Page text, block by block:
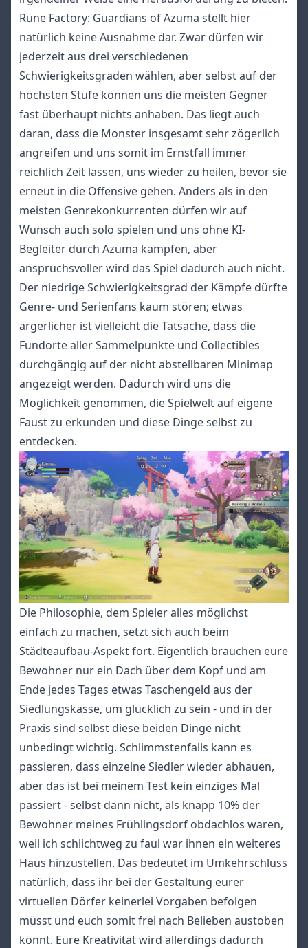
Rune Factory: Guardians of Azuma stellt hier
natürlich keine Ausnahme dar. Zwar dürfen wir
jederzeit aus drei verschiedenen
Schwierigkeitsgraden wählen, aber selbst auf der
höchsten Stufe können uns die meisten Gegner
fast überhaupt nichts anhaben. Das liegt auch
daran, dass die Monster insgesamt sehr zögerlich
angreifen und uns somit im Ernstfall immer
reichlich Zeit lassen, uns wieder zu heilen, bevor sie
erneut in die Offensive gehen. Anders als in den
meisten Genrekonkurrenten dürfen wir auf
Wunsch auch solo spielen und uns ohne KI-
Begleiter durch Azuma kämpfen, aber
anspruchsvoller wird das Spiel dadurch auch nicht.
Der niedrige Schwierigkeitsgrad der Kämpfe dürfte
Genre- und Serienfans kaum stören; etwas
ärgerlicher ist vielleicht die Tatsache, dass die
Fundorte aller Sammelpunkte und Collectibles
durchgängig auf der nicht abstellbaren Minimap
angezeigt werden. Dadurch wird uns die
Möglichkeit genommen, die Spielwelt auf eigene
Faust zu erkunden und diese Dinge selbst zu
entdecken.
Die Philosophie, dem Spieler alles möglichst
einfach zu machen, setzt sich auch beim
Städteaufbau-Aspekt fort. Eigentlich brauchen eure
Bewohner nur ein Dach über dem Kopf und am
Ende jedes Tages etwas Taschengeld aus der
Siedlungskasse, um glücklich zu sein - und in der
Praxis sind selbst diese beiden Dinge nicht
unbedingt wichtig. Schlimmstenfalls kann es
passieren, dass einzelne Siedler wieder abhauen,
aber das ist bei meinem Test kein einziges Mal
passiert - selbst dann nicht, als knapp 10% der
Bewohner meines Frühlingsdorf obdachlos waren,
weil ich schlichtweg zu faul war ihnen ein weiteres
Haus hinzustellen. Das bedeutet im Umkehrschluss
natürlich, dass ihr bei der Gestaltung eurer
virtuellen Dörfer keinerlei Vorgaben befolgen
müsst und euch somit frei nach Belieben austoben
könnt. Eure Kreativität wird allerdings dadurch